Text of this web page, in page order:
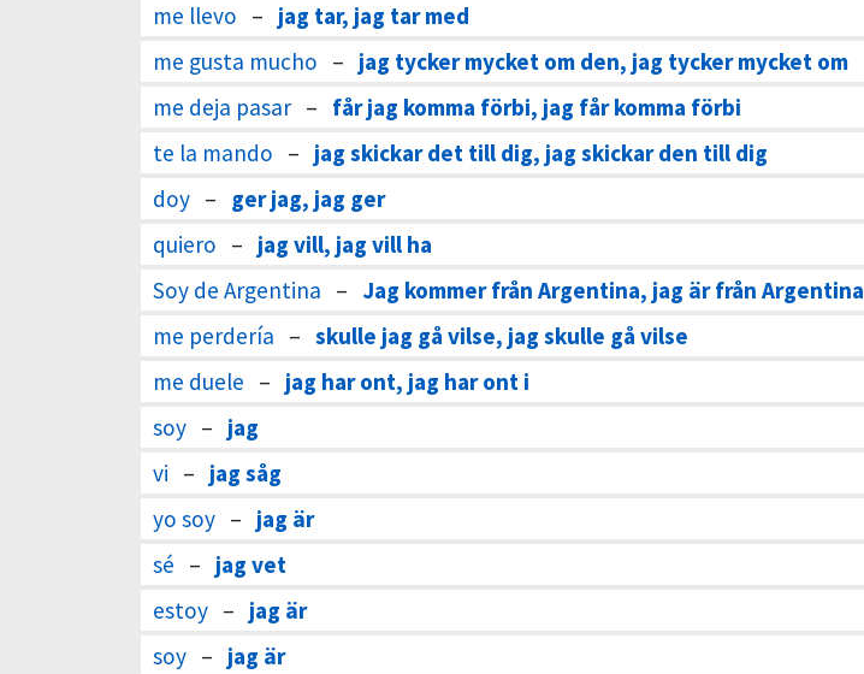
me llevo – jag tar, jag tar med
me gusta mucho – jag tycker mycket om den, jag tycker mycket om
me deja pasar – får jag komma förbi, jag får komma förbi
te la mando – jag skickar det till dig, jag skickar den till dig
doy – ger jag, jag ger
quiero – jag vill, jag vill ha
Soy de Argentina – Jag kommer från Argentina, jag är från Argentina
me perdería – skulle jag gå vilse, jag skulle gå vilse
me duele – jag har ont, jag har ont i
soy – jag
vi – jag såg
yo soy – jag är
sé – jag vet
estoy – jag är
soy – jag är